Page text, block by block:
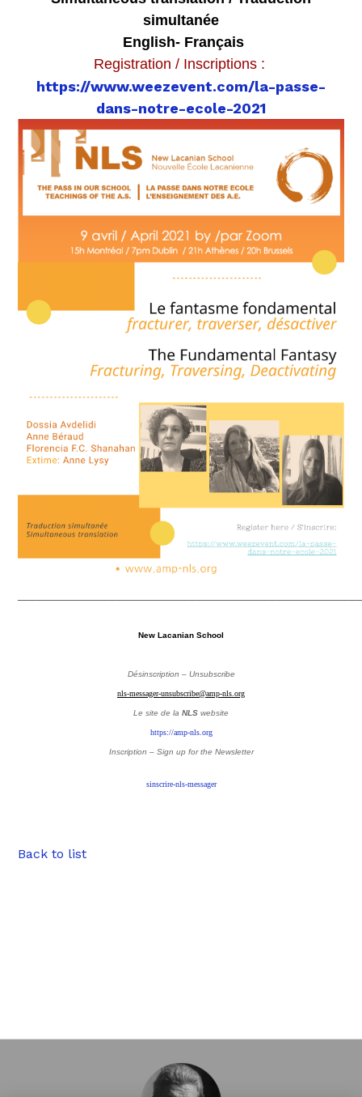
simultanée
English- Français
Registration / Inscriptions :
https://www.weezevent.com/la-passe-
dans-notre-ecole-2021
New Lacanian School
Désinscription – Unsubscribe
nls-messager-unsubscribe@amp-nls.org
Le site de la NLS website
https://amp-nls.org
Inscription – Sign up for the Newsletter
sinscrire-nls-messager
Back to list